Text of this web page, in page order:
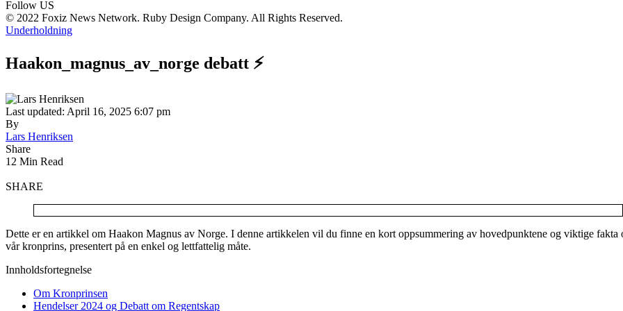
Follow US
© 2022 Foxiz News Network. Ruby Design Company. All Rights Reserved.
Underholdning
Haakon_magnus_av_norge debatt ⚡
Last updated: April 16, 2025 6:07 pm
By
Lars Henriksen
Share
12 Min Read
SHARE
Dette er en artikkel om Haakon Magnus av Norge. I denne artikkelen vil du finne en kort oppsummering av hovedpunktene og viktige fakta
vår kronprins, presentert på en enkel og lettfattelig måte.
Innholdsfortegnelse
Om Kronprinsen
Hendelser 2024 og Debatt om Regentskap